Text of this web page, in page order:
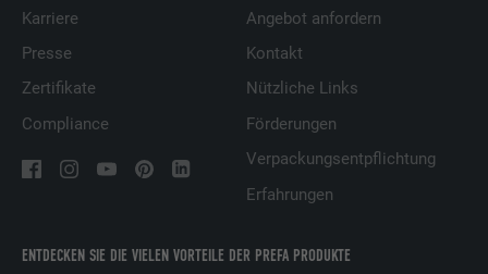
ENTDECKEN SIE DIE VIELEN VORTEILE DER PREFA PRODUKTE
Karriere
Presse
Zertifikate
Compliance
Angebot anfordern
Kontakt
Nützliche Links
Förderungen
Verpackungsentpflichtung
Erfahrungen